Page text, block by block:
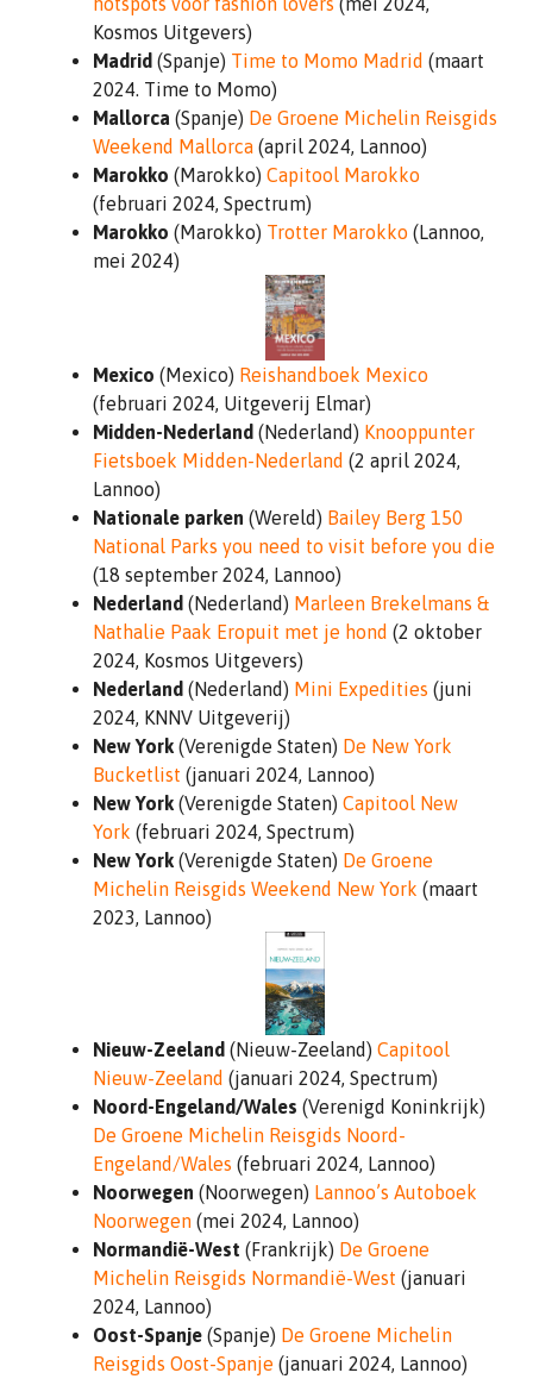
Kosmos Uitgevers)
Madrid (Spanje) Time to Momo Madrid (maart
2024. Time to Momo)
Mallorca (Spanje) De Groene Michelin Reisgids
Weekend Mallorca (april 2024, Lannoo)
Marokko (Marokko) Capitool Marokko
(februari 2024, Spectrum)
Marokko (Marokko) Trotter Marokko (Lannoo,
mei 2024)
Mexico (Mexico) Reishandboek Mexico
(februari 2024, Uitgeverij Elmar)
Midden-Nederland (Nederland) Knooppunter
Fietsboek Midden-Nederland (2 april 2024,
Lannoo)
Nationale parken (Wereld) Bailey Berg 150
National Parks you need to visit before you die
(18 september 2024, Lannoo)
Nederland (Nederland) Marleen Brekelmans &
Nathalie Paak Eropuit met je hond (2 oktober
2024, Kosmos Uitgevers)
Nederland (Nederland) Mini Expedities (juni
2024, KNNV Uitgeverij)
New York (Verenigde Staten) De New York
Bucketlist (januari 2024, Lannoo)
New York (Verenigde Staten) Capitool New
York (februari 2024, Spectrum)
New York (Verenigde Staten) De Groene
Michelin Reisgids Weekend New York (maart
2023, Lannoo)
Nieuw-Zeeland (Nieuw-Zeeland) Capitool
Nieuw-Zeeland (januari 2024, Spectrum)
Noord-Engeland/Wales (Verenigd Koninkrijk)
De Groene Michelin Reisgids Noord-
Engeland/Wales (februari 2024, Lannoo)
Noorwegen (Noorwegen) Lannoo’s Autoboek
Noorwegen (mei 2024, Lannoo)
Normandië-West (Frankrijk) De Groene
Michelin Reisgids Normandië-West (januari
2024, Lannoo)
Oost-Spanje (Spanje) De Groene Michelin
Reisgids Oost-Spanje (januari 2024, Lannoo)